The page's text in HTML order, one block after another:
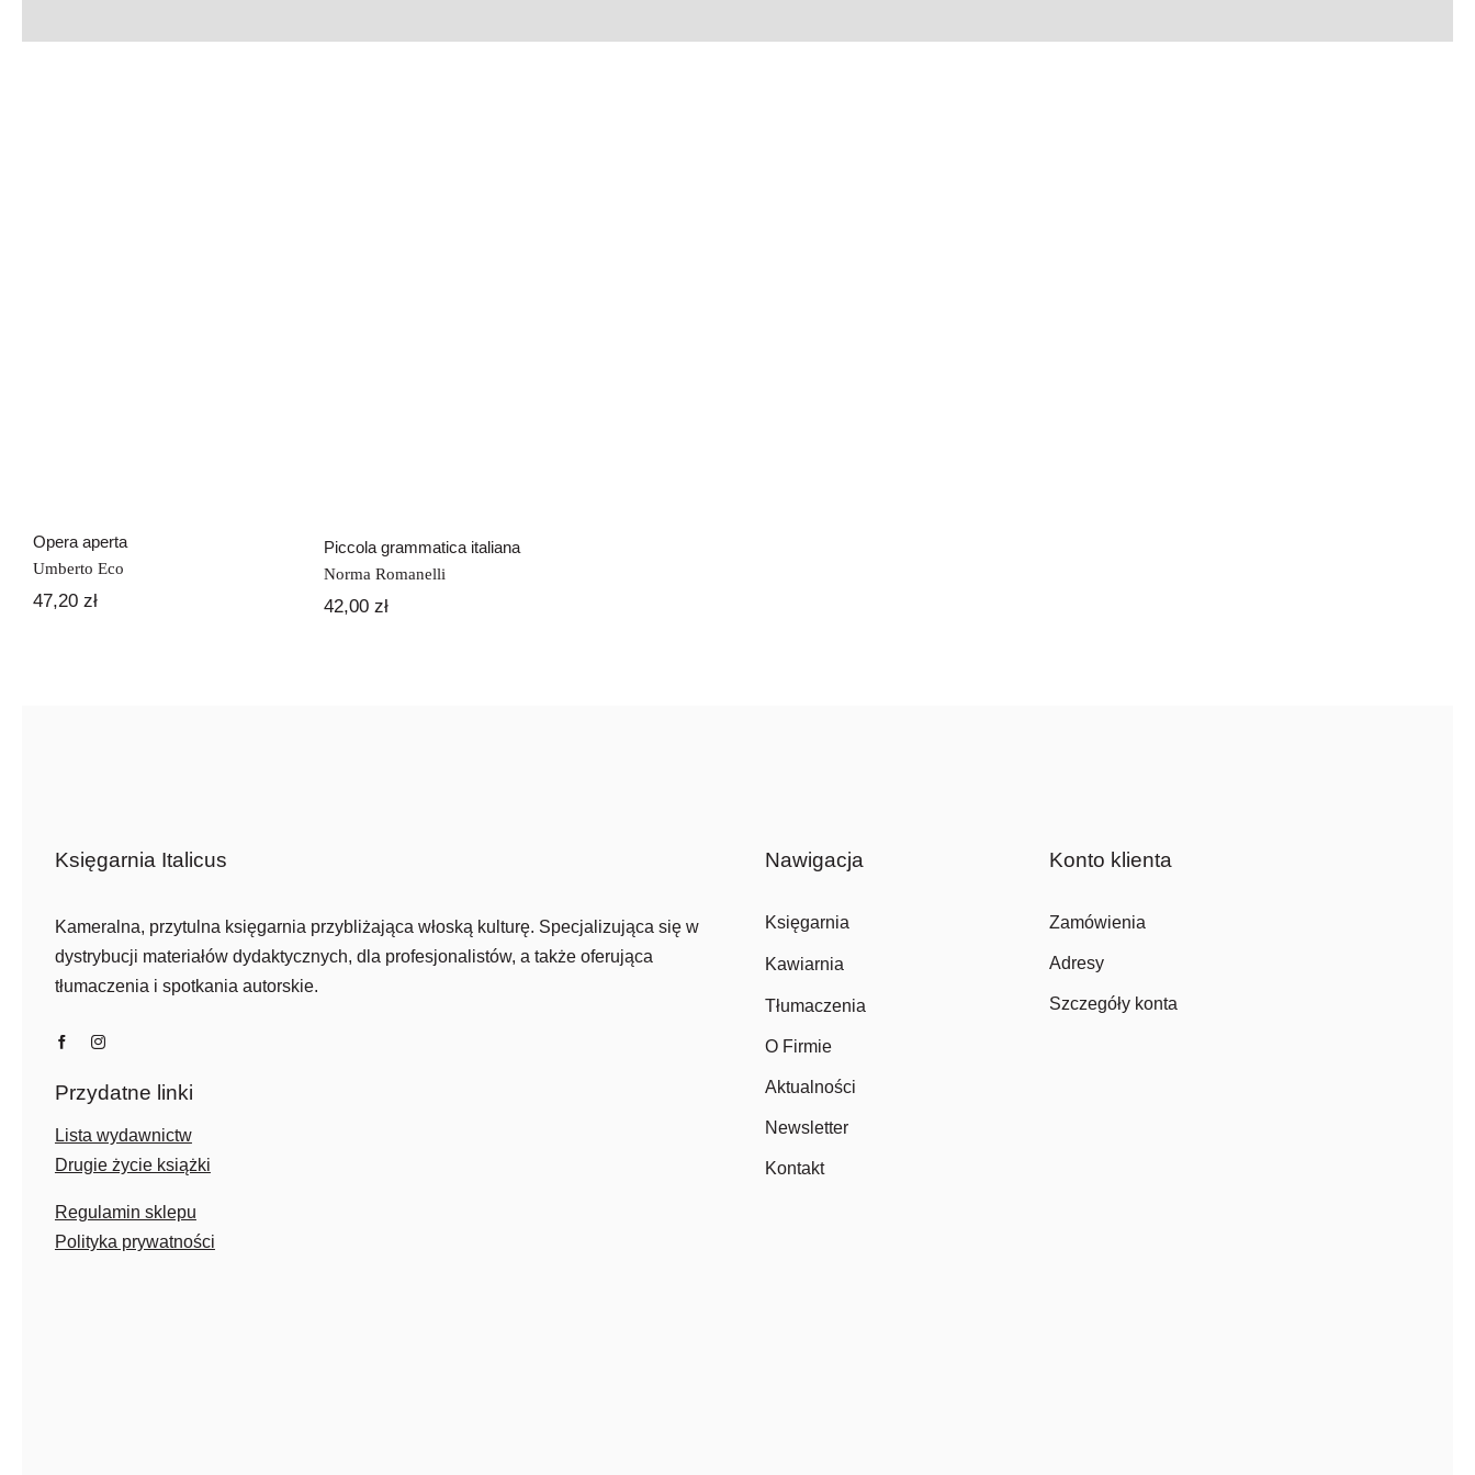
Opera aperta
Umberto Eco
47,20 zł
Piccola grammatica italiana
Norma Romanelli
42,00 zł
Księgarnia Italicus
Kameralna, przytulna księgarnia przybliżająca włoską kulturę. Specjalizująca się w
dystrybucji materiałów dydaktycznych, dla profesjonalistów, a także oferująca
tłumaczenia i spotkania autorskie.
Przydatne linki
Lista wydawnictw
Drugie życie książki
Regulamin sklepu
Polityka prywatności
Nawigacja
Księgarnia
Kawiarnia
Tłumaczenia
O Firmie
Aktualności
Newsletter
Kontakt
Konto klienta
Zamówienia
Adresy
Szczegóły konta